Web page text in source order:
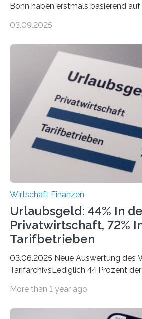
Bonn haben erstmals basierend
Landkreise mit den meisten
ist demnach Berlin. Betrachtet man
der Freiberuflerinnen, so liegt
Berlin starteten in 2024 die meisten
eigene freiberufliche Existenz,
Städte Hamburg, München und
hingegen die
der freiberuflichen Gründungen je…
03.09.2025
Wirtschaft Finanzen
Urlaubsgeld: 44% In
Privatwirtschaft, 72%
Tarifbetrieben
03.06.2025 Neue Auswertung des
TarifarchivsLediglich 44 Prozent
tarifgebundenen Betrieben ist der
More than 1 year ago